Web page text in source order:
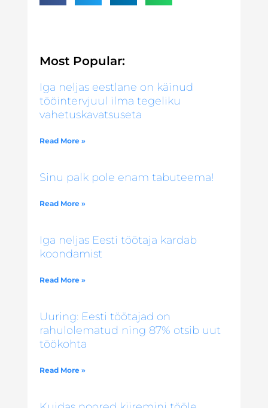
Most Popular:
Iga neljas eestlane on käinud
tööintervjuul ilma tegeliku
vahetuskavatsuseta
Read More »
Sinu palk pole enam tabuteema!
Read More »
Iga neljas Eesti töötaja kardab
koondamist
Read More »
Uuring: Eesti töötajad on
rahulolematud ning 87% otsib uut
töökohta
Read More »